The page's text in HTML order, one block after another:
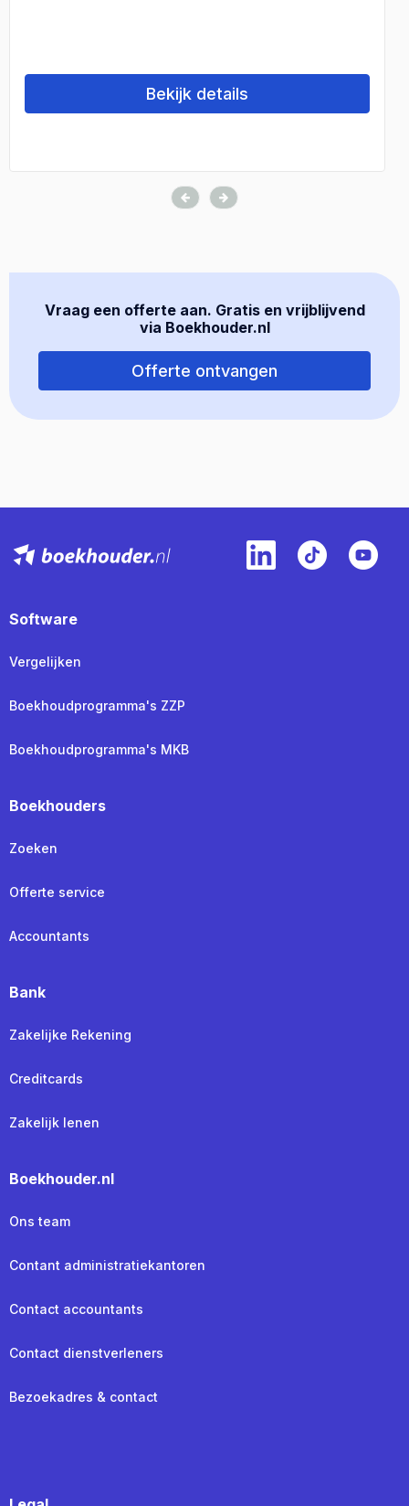
Bekijk details
Vraag een offerte aan. Gratis en vrijblijvend
via Boekhouder.nl
Offerte ontvangen
Software
Vergelijken
Boekhoudprogramma's ZZP
Boekhoudprogramma's MKB
Boekhouders
Zoeken
Offerte service
Accountants
Bank
Zakelijke Rekening
Creditcards
Zakelijk lenen
Boekhouder.nl
Ons team
Contant administratiekantoren
Contact accountants
Contact dienstverleners
Bezoekadres & contact